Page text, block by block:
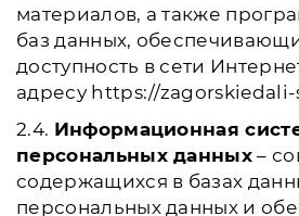
материалов, а также
баз данных,
доступность в сети
адресу https://
2.4. Информационная
персональных данных –
содержащихся в базах
персональных данных и